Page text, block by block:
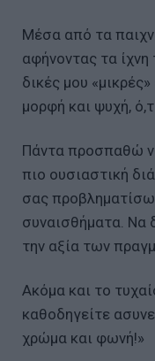
Μέσα από τα
αφήνοντας τα
δικές μου
μορφή και ψυχή,
Πάντα προσπαθώ
πιο ουσιαστική
σας
συναισθήματα. Να
την αξία των
Ακόμα και το
καθοδηγείτε
χρώμα και φωνή!»